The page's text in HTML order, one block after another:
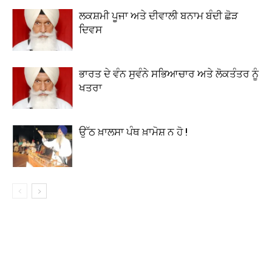
ਲਕਸ਼ਮੀ ਪੂਜਾ ਅਤੇ ਦੀਵਾਲੀ ਬਨਾਮ ਬੰਦੀ ਛੋੜ
ਦਿਵਸ
ਭਾਰਤ ਦੇ ਵੰਨ ਸੁਵੰਨੇ ਸਭਿਆਚਾਰ ਅਤੇ ਲੋਕਤੰਤਰ ਨੂੰ
ਖਤਰਾ
ਉੱਠ ਖ਼ਾਲਸਾ ਪੰਥ ਖ਼ਾਮੋਸ਼ ਨ ਹੋ !